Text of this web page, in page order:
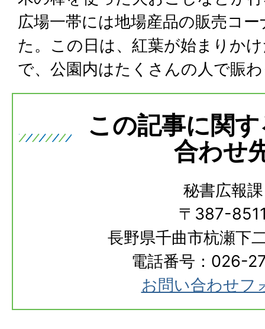
広場一帯には地場産品の販売コ
た。この日は、紅葉が始まりか
で、公園内はたくさんの人で賑
この記事に関
合わせ
秘書広報課
〒387-
長野県千曲市杭瀬下
電話番号：026-
お問い合わせフ